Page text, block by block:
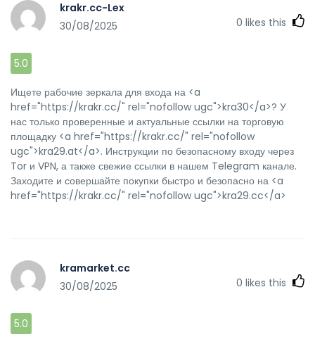
krakr.cc-Lex
30/08/2025
0 likes this
5.0
Ищете рабочие зеркала для входа на <a
href="https://krakr.cc/" rel="nofollow ugc">kra30</a>? У
нас только проверенные и актуальные ссылки на торговую
площадку <a href="https://krakr.cc/" rel="nofollow
ugc">kra29.at</a>. Инструкции по безопасному входу через
Tor и VPN, а также свежие ссылки в нашем Telegram канале.
Заходите и совершайте покупки быстро и безопасно на <a
href="https://krakr.cc/" rel="nofollow ugc">kra29.cc</a>
kramarket.cc
30/08/2025
0 likes this
5.0